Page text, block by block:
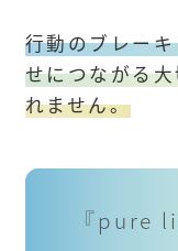
行動のブレー
せにつながる
れません。
『pure